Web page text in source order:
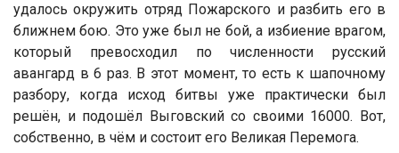
удалось окружить отряд Пожарского и разбить его в
ближнем бою. Это уже был не бой, а избиение врагом,
который превосходил по численности русский
авангард в 6 раз. В этот момент, то есть к шапочному
разбору, когда исход битвы уже практически был
решён, и подошёл Выговский со своими 16000. Вот,
собственно, в чём и состоит его Великая Перемога.